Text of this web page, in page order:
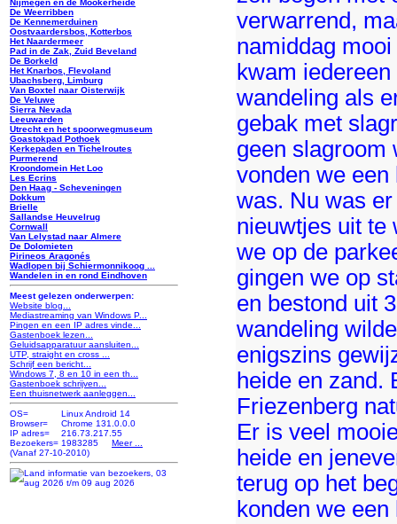
Nijmegen en de Mookerheide
De Weerribben
De Kennemerduinen
Oostvaardersbos, Kotterbos
Het Naardermeer
Pad in de Zak, Zuid Beveland
De Borkeld
Het Knarbos, Flevoland
Ubachsberg, Limburg
Van Boxtel naar Oisterwijk
De Veluwe
Sierra Nevada
Leeuwarden
Utrecht en het spoorwegmuseum
Goastokpad Pothoek
Kerkepaden en Tichelroutes
Purmerend
Kroondomein Het Loo
Les Ecrins
Den Haag - Scheveningen
Dokkum
Brielle
Sallandse Heuvelrug
Cornwall
Van Lelystad naar Almere
De Dolomieten
Pirineos Aragonés
Wadlopen bij Schiermonnikoog ...
Wandelen in en rond Eindhoven
Meest gelezen onderwerpen:
Website blog...
Mediastreaming van Windows P...
Pingen en een IP adres vinde...
Gastenboek lezen...
Geluidsapparatuur aansluiten...
UTP, straight en cross ...
Schrijf een bericht...
Windows 7, 8 en 10 in een th...
Gastenboek schrijven...
Een thuisnetwerk aanleggen...
OS=
Linux Android 14
Browser=
Chrome 131.0.0.0
IP adres=
216.73.217.55
Bezoekers= 1983285 Meer ...
(Vanaf 27-10-2010)
verwarrend,
namiddag
kwam
wandeling als
gebak met
geen slagroom
vonden we
was. Nu was
nieuwtjes uit te
we op de
gingen we op
en bestond uit
wandeling
enigszins
heide en zand.
Friezenberg
Er is veel
heide en
terug op het
konden we